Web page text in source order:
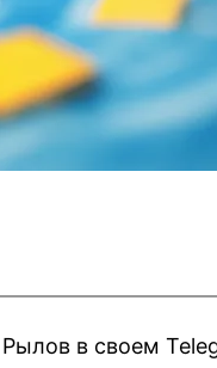
в своем